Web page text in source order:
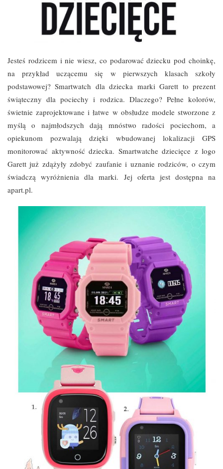
Jesteś rodzicem i nie wiesz, co podarować dziecku pod choinkę,
na przykład uczącemu się w pierwszych klasach szkoły
podstawowej? Smartwatch dla dziecka marki Garett to prezent
świąteczny dla pociechy i rodzica. Dlaczego? Pełne kolorów,
świetnie zaprojektowane i łatwe w obsłudze modele stworzone z
myślą o najmłodszych dają mnóstwo radości pociechom, a
opiekunom pozwalają dzięki wbudowanej lokalizacji GPS
monitorować aktywność dziecka. Smartwatche dziecięce z logo
Garett już zdążyły zdobyć zaufanie i uznanie rodziców, o czym
świadczą wyróżnienia dla marki. Jej oferta jest dostępna na
apart.pl.